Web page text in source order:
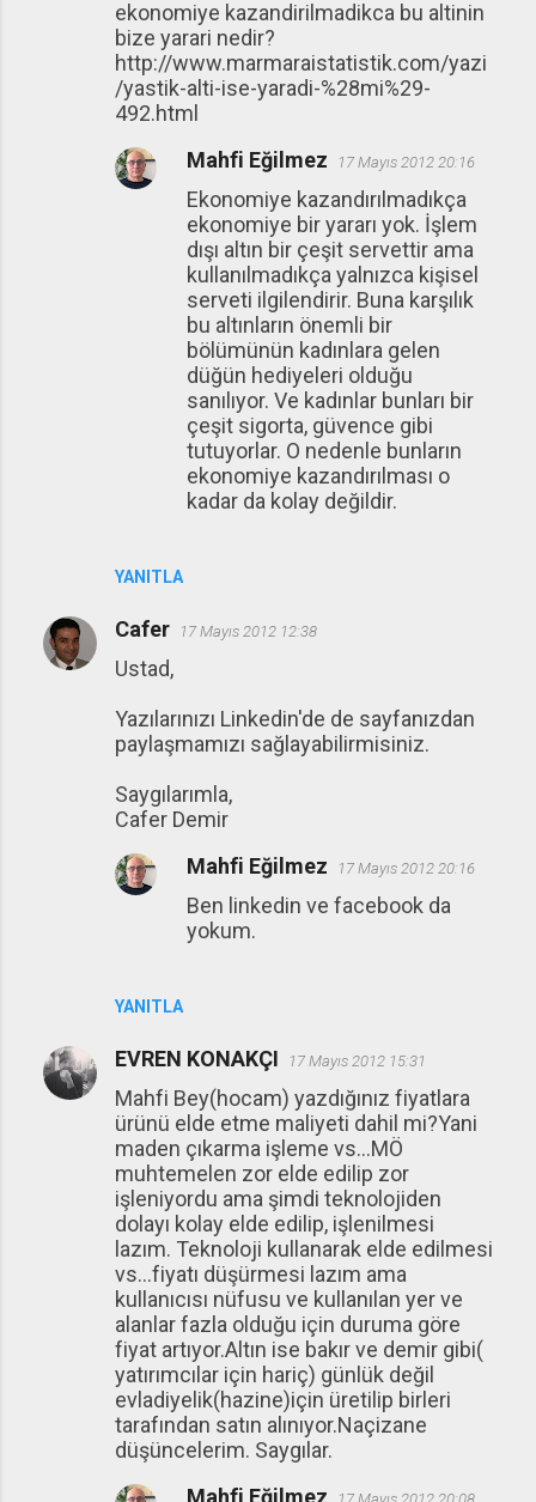
ekonomiye kazandirilmadikca bu altinin
bize yarari nedir?
http://www.marmaraistatistik.com/yazi
/yastik-alti-ise-yaradi-%28mi%29-
492.html
YANITLA
Mahfi Eğilmez 17 Mayıs 2012 20:16
Ekonomiye kazandırılmadıkça
ekonomiye bir yararı yok. İşlem
dışı altın bir çeşit servettir ama
kullanılmadıkça yalnızca kişisel
serveti ilgilendirir. Buna karşılık
bu altınların önemli bir
bölümünün kadınlara gelen
düğün hediyeleri olduğu
sanılıyor. Ve kadınlar bunları bir
çeşit sigorta, güvence gibi
tutuyorlar. O nedenle bunların
ekonomiye kazandırılması o
kadar da kolay değildir.
Cafer 17 Mayıs 2012 12:38
Ustad,
Yazılarınızı Linkedin'de de sayfanızdan
paylaşmamızı sağlayabilirmisiniz.
Saygılarımla,
Cafer Demir
YANITLA
Mahfi Eğilmez 17 Mayıs 2012 20:16
Ben linkedin ve facebook da
yokum.
EVREN KONAKÇI 17 Mayıs 2012 15:31
Mahfi Bey(hocam) yazdığınız fiyatlara
ürünü elde etme maliyeti dahil mi?Yani
maden çıkarma işleme vs...MÖ
muhtemelen zor elde edilip zor
işleniyordu ama şimdi teknolojiden
dolayı kolay elde edilip, işlenilmesi
lazım. Teknoloji kullanarak elde edilmesi
vs...fiyatı düşürmesi lazım ama
kullanıcısı nüfusu ve kullanılan yer ve
alanlar fazla olduğu için duruma göre
fiyat artıyor.Altın ise bakır ve demir gibi(
yatırımcılar için hariç) günlük değil
evladiyelik(hazine)için üretilip birleri
tarafından satın alınıyor.Naçizane
düşüncelerim. Saygılar.
Mahfi Eğilmez